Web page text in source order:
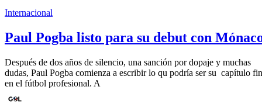
Internacional
Paul Pogba listo para su debut con
Después de dos años de silencio, una sanción por dopaje y muchas
dudas, Paul Pogba comienza a escribir lo qu podría ser su capítulo
en el fútbol profesional. A